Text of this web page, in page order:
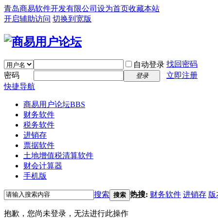
青岛商易软件开发有限公司 设为首页收藏本站
开启辅助访问 切换到宽版
自动登录 找回密码
密码
登录
立即注册
快捷导航
商易用户论坛BBS
财务软件
税务软件
进销存
票据软件
土地增值税清算软件
财会计算器
手机版
搜索 搜索 热搜: 财务软件 进销存 版
抱歉，您尚未登录，无法进行此操作